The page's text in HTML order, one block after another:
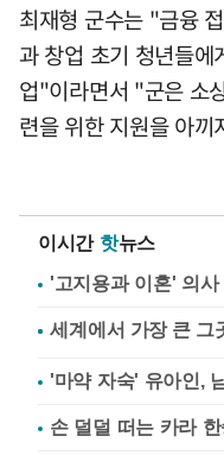
최재형 군수는 "금융
과 창업 초기 청년들
업"이라면서 "군은 소
련을 위한 지원을 아
이시간 핫뉴스
'고지용과 이혼' 의
'마약 자숙' 유아인,
손 덜덜 떠는 카라